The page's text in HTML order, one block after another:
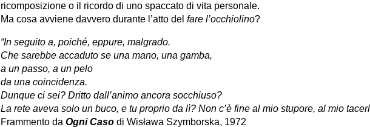
ricomposizione o il ricordo di uno spaccato di vita personale.
Ma cosa avviene davvero durante l’atto del fare l’occhiolino?
“In seguito a, poiché, eppure, malgrado.
Che sarebbe accaduto se una mano, una gamba,
a un passo, a un pelo
da una coincidenza.
Dunque ci sei? Dritto dall’animo ancora socchiuso?
La rete aveva solo un buco, e tu proprio da lì? Non c’è fine al mio stupore, al mio
Frammento da Ogni Caso di Wisława Szymborska, 1972